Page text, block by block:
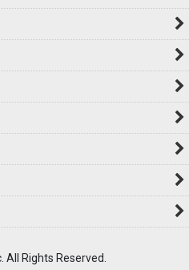
Rights Reserved.